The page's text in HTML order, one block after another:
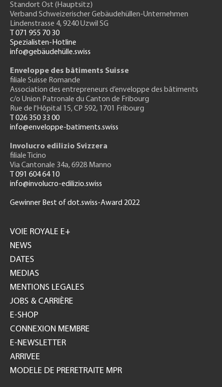
Standort Ost (Hauptsitz)
Verband Schweizerischer Gebäudehüllen-Unternehmen
Lindenstrasse 4, 9240 Uzwil SG
T 071 955 70 30
Spezialisten-Hotline
info@gebäudehülle.swiss
Enveloppe des bâtiments Suisse
filiale Suisse Romande
Association des entrepreneurs d’enveloppe des bâtiments
c/o Union Patronale du Canton de Fribourg
Rue de l'Hôpital 15, CP 592, 1701 Fribourg
T 026 350 33 00
info@enveloppe-batiments.swiss
Involucro edilizio Svizzera
filiale Ticino
Via Cantonale 34a, 6928 Manno
T 091 604 64 10
info@involucro-edilizio.swiss
Gewinner Best of dot.swiss-Award 2022
GH
VOIE ROYALE E+
NEWS
DATES
MEDIAS
MENTIONS LEGALES
JOBS & CARRIÈRE
E-SHOP
CONNEXION MEMBRE
E-NEWSLETTER
ARRIVEE
MODELE DE PRERETRAITE MPR